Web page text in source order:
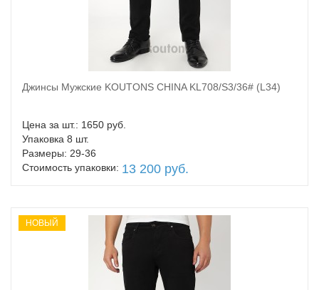
В корзину
Джинсы Мужские KOUTONS CHINA KL708/S3/36# (L34)
Цена за шт.: 1650 руб.
Упаковка 8 шт.
Размеры: 29-36
Стоимость упаковки: 13 200 руб.
НОВЫЙ